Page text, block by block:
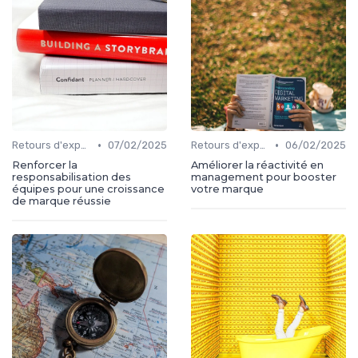
Retours d'expérience • 07/02/2025
Renforcer la
responsabilisation des
équipes pour une croissance
de marque réussie
Retours d'expérience • 06/02/2025
Améliorer la réactivité en
management pour booster
votre marque